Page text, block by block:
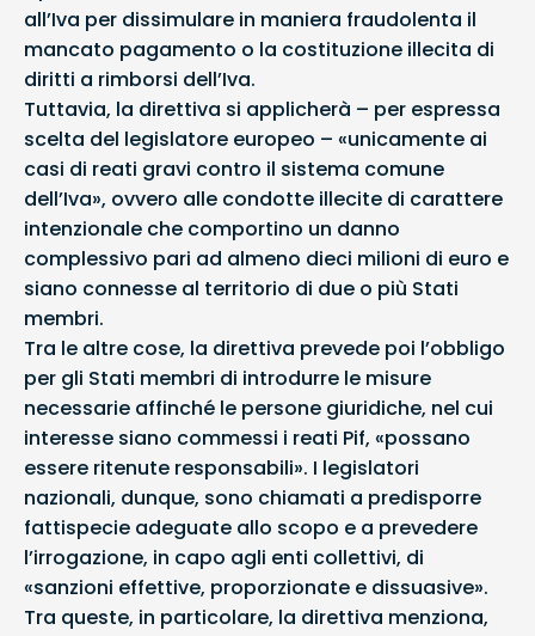
all’Iva per dissimulare in maniera fraudolenta il
mancato pagamento o la costituzione illecita di
diritti a rimborsi dell’Iva.
Tuttavia, la direttiva si applicherà – per espressa
scelta del legislatore europeo – «unicamente ai
casi di reati gravi contro il sistema comune
dell’Iva», ovvero alle condotte illecite di carattere
intenzionale che comportino un danno
complessivo pari ad almeno dieci milioni di euro e
siano connesse al territorio di due o più Stati
membri.
Tra le altre cose, la direttiva prevede poi l’obbligo
per gli Stati membri di introdurre le misure
necessarie affinché le persone giuridiche, nel cui
interesse siano commessi i reati Pif, «possano
essere ritenute responsabili». I legislatori
nazionali, dunque, sono chiamati a predisporre
fattispecie adeguate allo scopo e a prevedere
l’irrogazione, in capo agli enti collettivi, di
«sanzioni effettive, proporzionate e dissuasive».
Tra queste, in particolare, la direttiva menziona,